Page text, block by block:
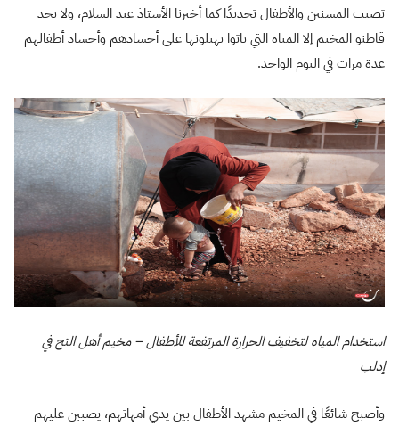
تصيب المسنين والأطفال تحديدًا كما أخبرنا الأستاذ عبد السلام، ولا يجد
قاطنو المخيم إلا المياه التي باتوا يهيلونها على أجسادهم وأجساد أطفالهم
عدة مرات في اليوم الواحد.
استخدام المياه لتخفيف الحرارة المرتفعة للأطفال – مخيم أهل التح في
إدلب
وأصبح شائعًا في المخيم مشهد الأطفال بين يدي أمهاتهم، يصببن عليهم